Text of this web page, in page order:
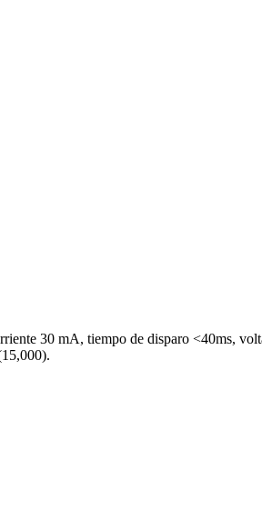
30 mA, tiempo de disparo <40ms,